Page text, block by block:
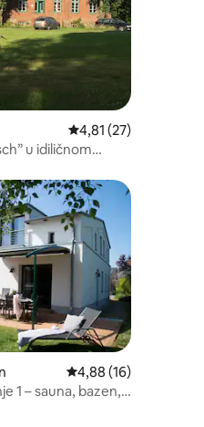
41
Prosječna ocjena:
4,81 (27)
u idiličnom
Prosječna ocjena:
4,88 (16)
1 – sauna, bazen,